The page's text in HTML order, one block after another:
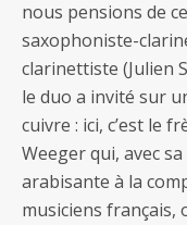
nous pensions de
saxophoniste-
clarinettiste (Julien
le duo a invité sur
cuivre : ici, c’est le
Weeger qui, avec
arabisante à la
musiciens français,